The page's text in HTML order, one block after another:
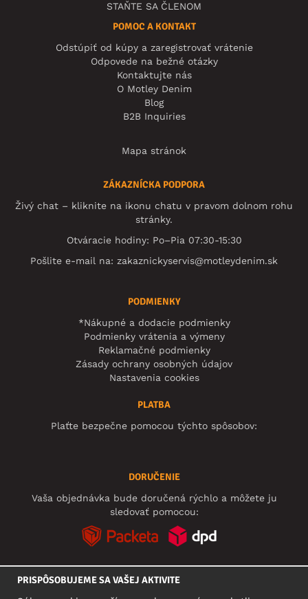
STAŇTE SA ČLENOM
POMOC A KONTAKT
Odstúpiť od kúpy a zaregistrovať vrátenie
Odpovede na bežné otázky
Kontaktujte nás
O Motley Denim
Blog
B2B Inquiries
Mapa stránok
ZÁKAZNÍCKA PODPORA
Živý chat – kliknite na ikonu chatu v pravom dolnom rohu
stránky.
Otváracie hodiny: Po–Pia 07:30-15:30
Pošlite e-mail na: zakaznickyservis@motleydenim.sk
PODMIENKY
*Nákupné a dodacie podmienky
Podmienky vrátenia a výmeny
Reklamačné podmienky
Zásady ochrany osobných údajov
Nastavenia cookies
PLATBA
Plaťte bezpečne pomocou týchto spôsobov:
DORUČENIE
Vaša objednávka bude doručená rýchlo a môžete ju
sledovať pomocou:
PRISPÔSOBUJEME SA VAŠEJ AKTIVITE